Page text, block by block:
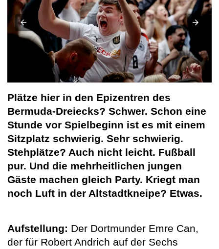
Plätze hier in den Epizentren des
Bermuda-Dreiecks? Schwer. Schon eine
Stunde vor Spielbeginn ist es mit einem
Sitzplatz schwierig. Sehr schwierig.
Stehplätze? Auch nicht leicht. Fußball
pur. Und die mehrheitlichen jungen
Gäste machen gleich Party. Kriegt man
noch Luft in der Altstadtkneipe? Etwas.
Aufstellung: Der Dortmunder Emre Can,
der für Robert Andrich auf der Sechs